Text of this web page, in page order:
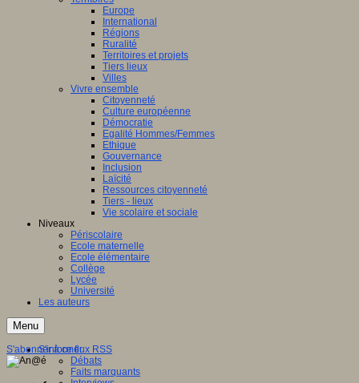
Europe
International
Régions
Ruralité
Territoires et projets
Tiers lieux
Villes
Vivre ensemble
Citoyenneté
Culture européenne
Démocratie
Egalité Hommes/Femmes
Ethique
Gouvernance
Inclusion
Laïcité
Ressources citoyenneté
Tiers - lieux
Vie scolaire et sociale
Niveaux
Périscolaire
Ecole maternelle
Ecole élémentaire
Collège
Lycée
Université
Les auteurs
Menu
S'informer
Débats
Faits marquants
S'abonner à ce flux RSS